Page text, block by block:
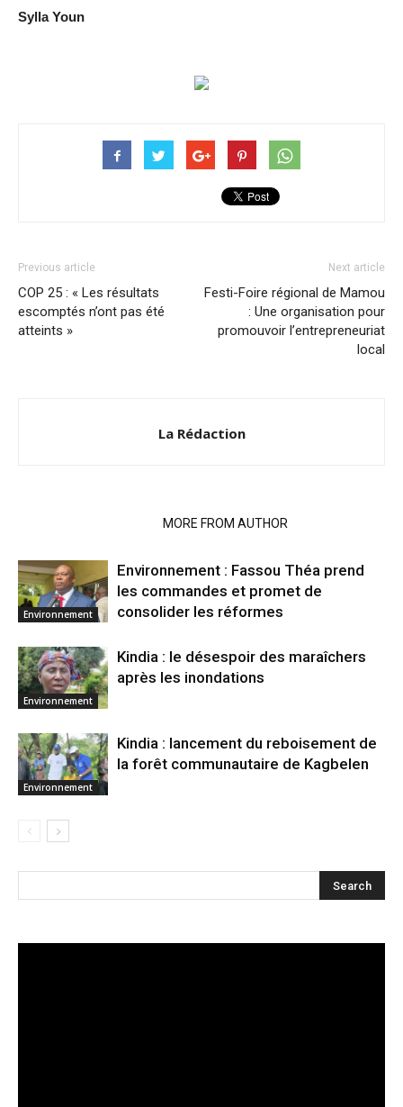
Sylla Youn
Previous article
COP 25 : « Les résultats
escomptés n’ont pas été
atteints »
Next article
Festi-Foire régional de Mamou
: Une organisation pour
promouvoir l’entrepreneuriat
local
La Rédaction
MORE FROM AUTHOR
Environnement
Environnement : Fassou Théa prend
les commandes et promet de
consolider les réformes
Environnement
Kindia : le désespoir des maraîchers
après les inondations
Environnement
Kindia : lancement du reboisement de
la forêt communautaire de Kagbelen